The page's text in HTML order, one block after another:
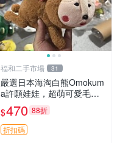
福和二手市場 31
嚴選日本海淘白熊Omokum
a許願娃娃，超萌可愛毛絨
公仔推薦收藏 白熊 Omoku
ma 毛絨玩具 偽裝娃娃 玩具
擺飾
$470 88折
折扣碼